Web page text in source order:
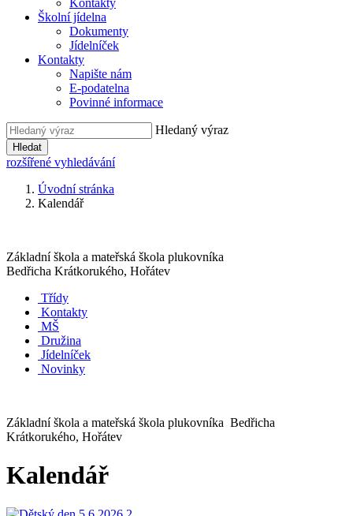
Kontakty
Školní jídelna
Dokumenty
Jídelníček
Kontakty
Napište nám
E-podatelna
Povinné informace
Hledaný výraz
Hledat
rozšířené vyhledávání
Úvodní stránka
Kalendář
Základní škola a mateřská škola plukovníka
Bedřicha Krátkorukého, Hořátev
Třídy
Kontakty
MŠ
Družina
Jídelníček
Novinky
Základní škola a mateřská škola plukovníka Bedřicha
Krátkorukého, Hořátev
Kalendář